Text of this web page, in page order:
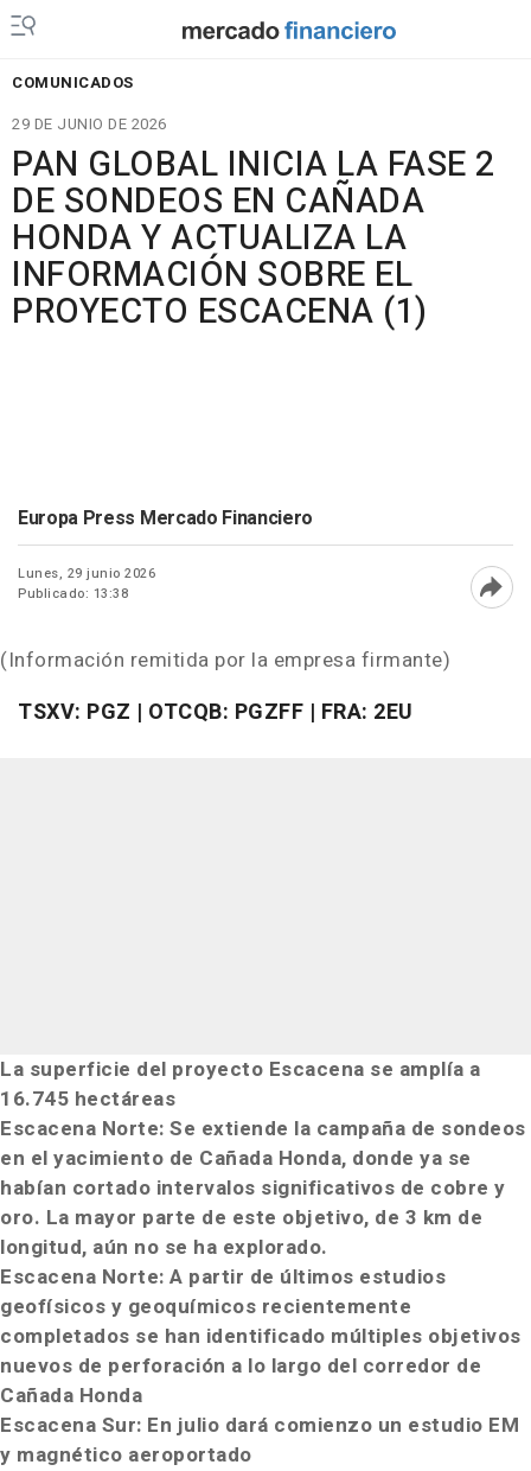
COMUNICADOS
29 DE JUNIO DE 2026
PAN GLOBAL INICIA LA FASE 2
DE SONDEOS EN CAÑADA
HONDA Y ACTUALIZA LA
INFORMACIÓN SOBRE EL
PROYECTO ESCACENA (1)
Europa Press Mercado Financiero
Lunes, 29 junio 2026
Publicado: 13:38
(Información remitida por la empresa firmante)
TSXV: PGZ | OTCQB: PGZFF | FRA: 2EU
La superficie del proyecto Escacena se amplía a
16.745 hectáreas
Escacena Norte: Se extiende la campaña de sondeos
en el yacimiento de Cañada Honda, donde ya se
habían cortado intervalos significativos de cobre y
oro. La mayor parte de este objetivo, de 3 km de
longitud, aún no se ha explorado.
Escacena Norte: A partir de últimos estudios
geofísicos y geoquímicos recientemente
completados se han identificado múltiples objetivos
nuevos de perforación a lo largo del corredor de
Cañada Honda
Escacena Sur: En julio dará comienzo un estudio EM
y magnético aeroportado